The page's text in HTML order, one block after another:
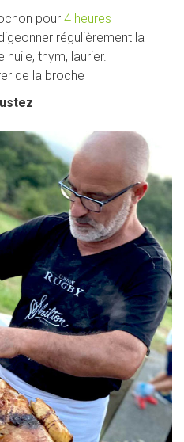
pour 4 heures
régulièrement la
thym, laurier.
de la broche